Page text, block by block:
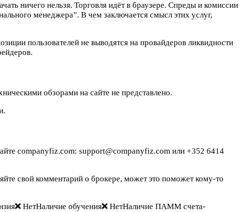
ничего нельзя. Торговля идёт в браузере. Спреды и комиссии
менеджера”. В чем заключается смысл этих услуг,
пользователей не выводятся на провайдеров ликвидности
обзорами на сайте не представлено.
companyfiz.com: support@companyfiz.com или +352 6414
свой комментарий о брокере, может это поможет кому-то
НетНаличие обучения НетНаличие ПАММ счета-